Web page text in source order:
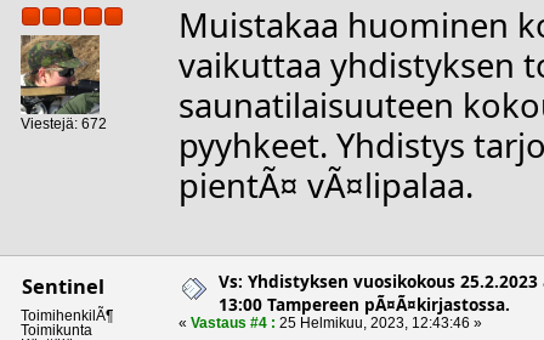
Viestejä: 672
Muistakaa huominen
vaikuttaa yhdistyksen
saunatilaisuuteen
pyyhkeet. Yhdistys
pientÃ¤ vÃ¤lipalaa.
Sentinel
ToimihenkilÃ¶
Toimikunta
Vs: Yhdistyksen vuosikokous
13:00 Tampereen pÃ¤Ã¤kirjastossa.
« Vastaus #4 : 25 Helmikuu, 2023, 12:43:46 »